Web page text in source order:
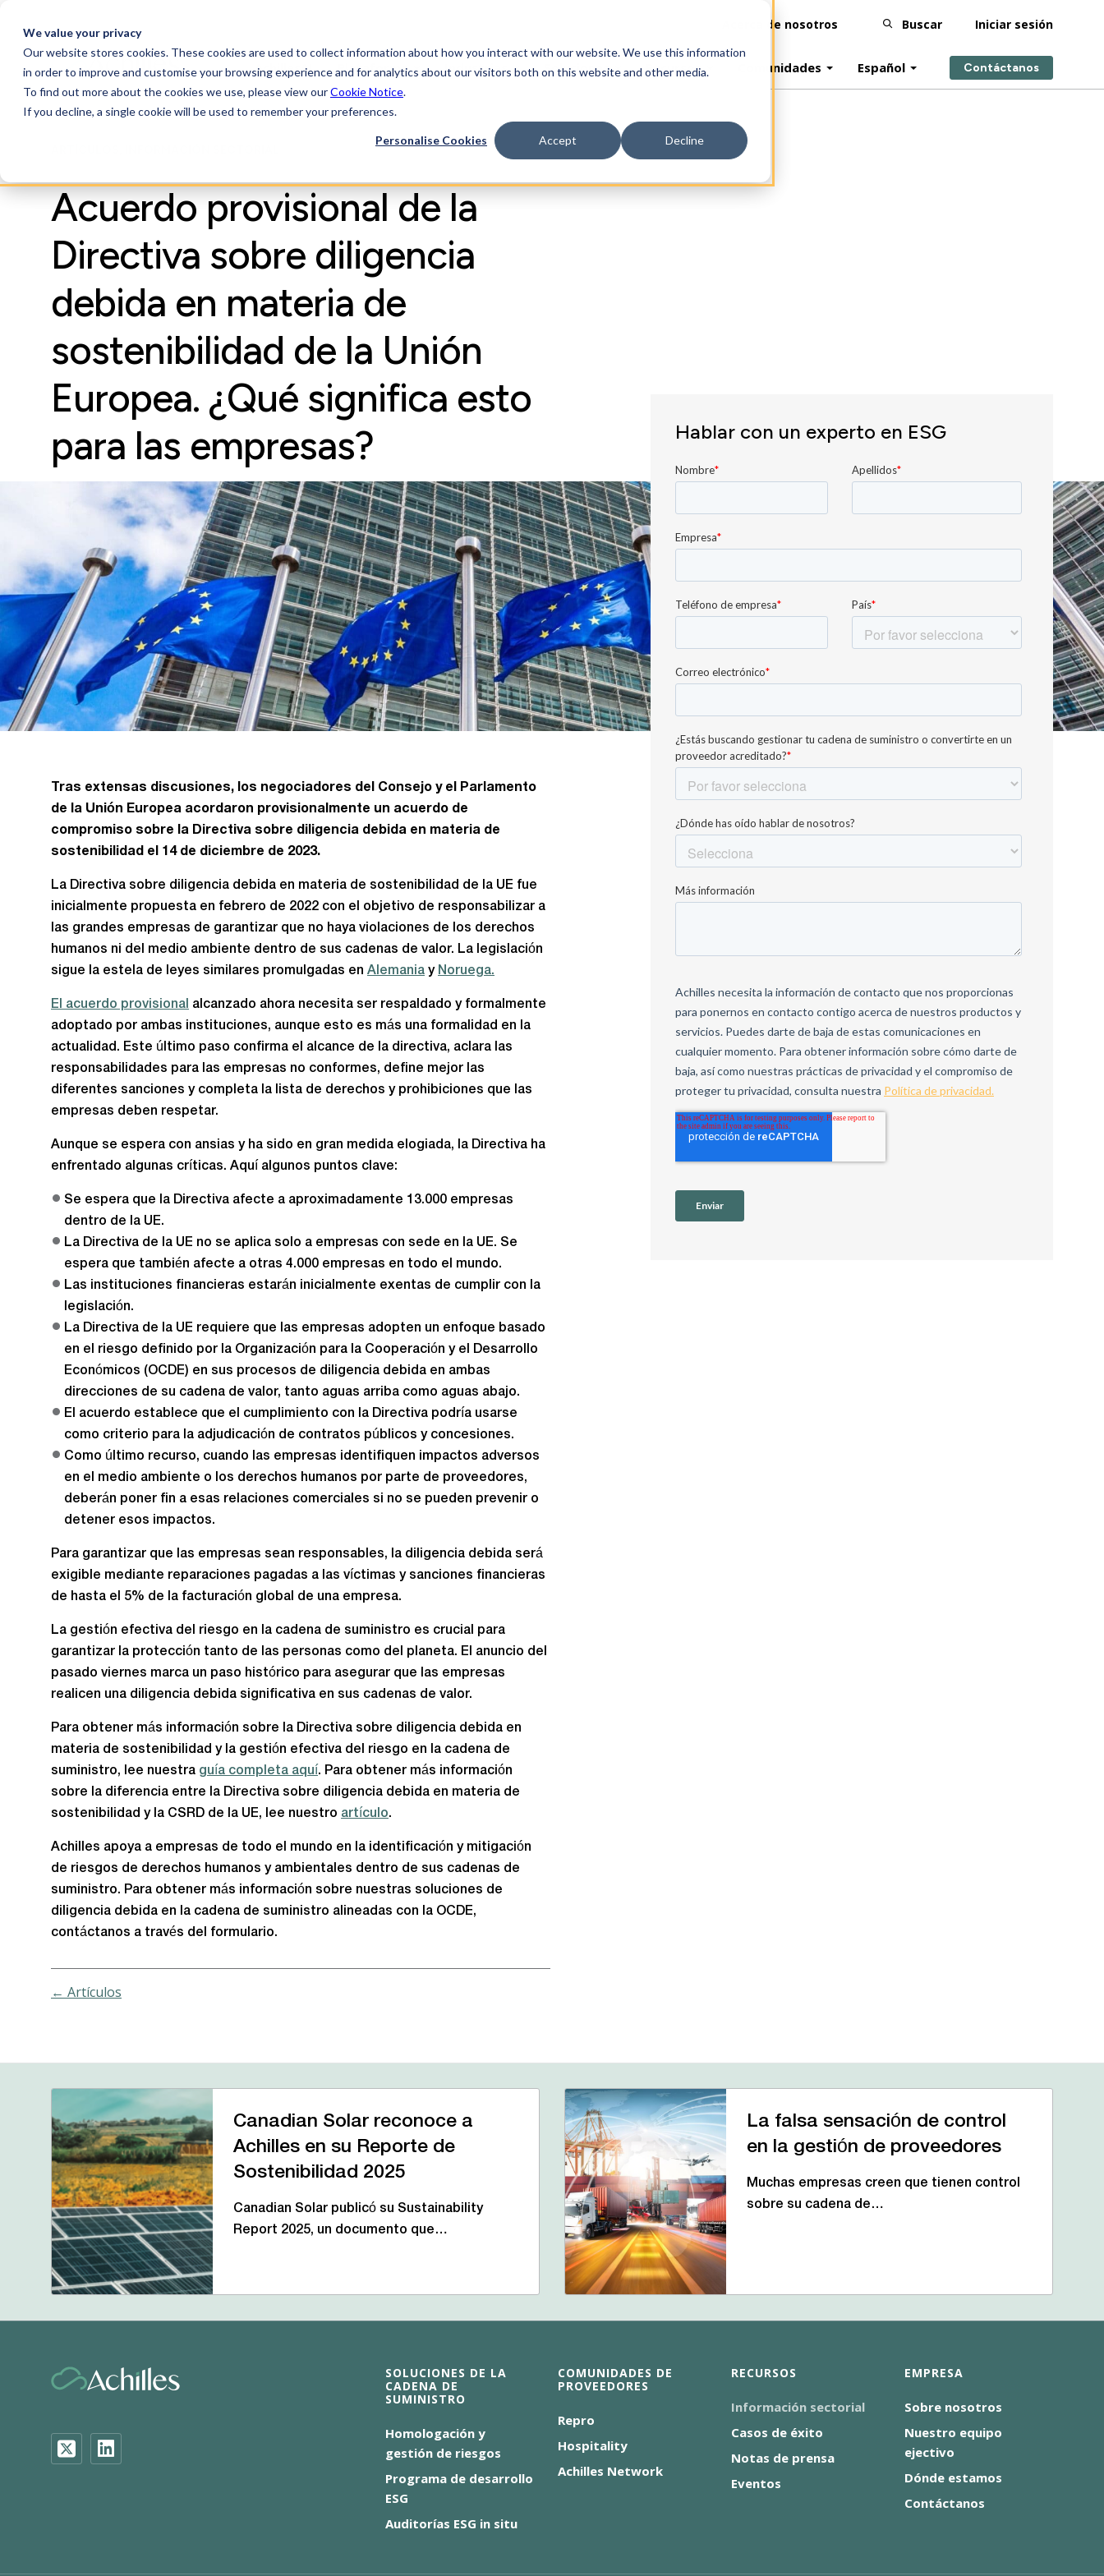
We value your privacy
Our website stores cookies. These cookies are used to collect information about how you interact with our website. We use this information
in order to improve and customise your browsing experience and for analytics about our visitors both on this website and other media.
To find out more about the cookies we use, please view ourCookie Notice.
If you decline, a single cookie will be used to remember your preferences.
Personalise Cookies Accept Decline
Acerca de nosotros Buscar Iniciar sesión
AchillesAI Plataforma Industrias Soluciones Recursos Comunidades Español Contáctanos
Acuerdo provisional de la
Directiva sobre diligencia
debida en materia de
sostenibilidad de la Unión
Europea. ¿Qué significa esto
para las empresas?
Tras extensas discusiones, los negociadores del Consejo y el Parlamento
de la Unión Europea acordaron provisionalmente un acuerdo de
compromiso sobre la Directiva sobre diligencia debida en materia de
sostenibilidad el 14 de diciembre de 2023.
La Directiva sobre diligencia debida en materia de sostenibilidad de la UE fue
inicialmente propuesta en febrero de 2022 con el objetivo de responsabilizar a
las grandes empresas de garantizar que no haya violaciones de los derechos
humanos ni del medio ambiente dentro de sus cadenas de valor. La legislación
sigue la estela de leyes similares promulgadas en Alemania y Noruega.
El acuerdo provisional
alcanzado ahora necesita ser respaldado y formalmente
adoptado por ambas instituciones, aunque esto es más una formalidad en la
actualidad. Este último paso confirma el alcance de la directiva, aclara las
responsabilidades para las empresas no conformes, define mejor las
diferentes sanciones y completa la lista de derechos y prohibiciones que las
empresas deben respetar.
Aunque se espera con ansias y ha sido en gran medida elogiada, la Directiva ha
enfrentado algunas críticas. Aquí algunos puntos clave:
Se espera que la Directiva afecte a aproximadamente 13.000 empresas
dentro de la UE.
La Directiva de la UE no se aplica solo a empresas con sede en la UE. Se
espera que también afecte a otras 4.000 empresas en todo el mundo.
Las instituciones financieras estarán inicialmente exentas de cumplir con la
legislación.
La Directiva de la UE requiere que las empresas adopten un enfoque basado
en el riesgo definido por la Organización para la Cooperación y el Desarrollo
Económicos (OCDE) en sus procesos de diligencia debida en ambas
direcciones de su cadena de valor, tanto aguas arriba como aguas abajo.
El acuerdo establece que el cumplimiento con la Directiva podría usarse
como criterio para la adjudicación de contratos públicos y concesiones.
Como último recurso, cuando las empresas identifiquen impactos adversos
en el medio ambiente o los derechos humanos por parte de proveedores,
deberán poner fin a esas relaciones comerciales si no se pueden prevenir o
detener esos impactos.
Para garantizar que las empresas sean responsables, la diligencia debida será
exigible mediante reparaciones pagadas a las víctimas y sanciones financieras
de hasta el 5% de la facturación global de una empresa.
La gestión efectiva del riesgo en la cadena de suministro es crucial para
garantizar la protección tanto de las personas como del planeta. El anuncio del
pasado viernes marca un paso histórico para asegurar que las empresas
realicen una diligencia debida significativa en sus cadenas de valor.
Para obtener más información sobre la Directiva sobre diligencia debida en
materia de sostenibilidad y la gestión efectiva del riesgo en la cadena de
suministro, lee nuestra guía completa aquí . Para obtener más información
sobre la diferencia entre la Directiva sobre diligencia debida en materia de
sostenibilidad y la CSRD de la UE, lee nuestro artículo.
Achilles apoya a empresas de todo el mundo en la identificación y mitigación
de riesgos de derechos humanos y ambientales dentro de sus cadenas de
suministro. Para obtener más información sobre nuestras soluciones de
diligencia debida en la cadena de suministro alineadas con la OCDE,
contáctanos a través del formulario.
← Artículos
Hablar con un experto en ESG
Canadian Solar reconoce a
Achilles en su Reporte de
Sostenibilidad 2025
Canadian Solar publicó su Sustainability
Report 2025, un documento que…
La falsa sensación de control
en la gestión de proveedores
Muchas empresas creen que tienen control
sobre su cadena de…
SOLUCIONES DE LA
CADENA DE
SUMINISTRO
Homologación y
gestión de riesgos
Programa de desarrollo
ESG
Auditorías ESG in situ
COMUNIDADES DE
PROVEEDORES
Repro
Hospitality
Achilles Network
RECURSOS
Información sectorial
Casos de éxito
Notas de prensa
Eventos
EMPRESA
Sobre nosotros
Nuestro equipo
ejectivo
Dónde estamos
Contáctanos